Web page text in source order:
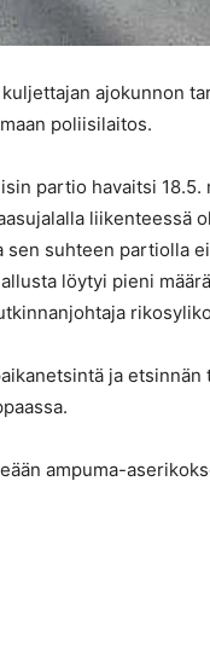
ajokunnon
poliisilaitos.
partio havaitsi 18.5.
liikenteessä
suhteen partiolla
löytyi pieni
ja
ampuma-